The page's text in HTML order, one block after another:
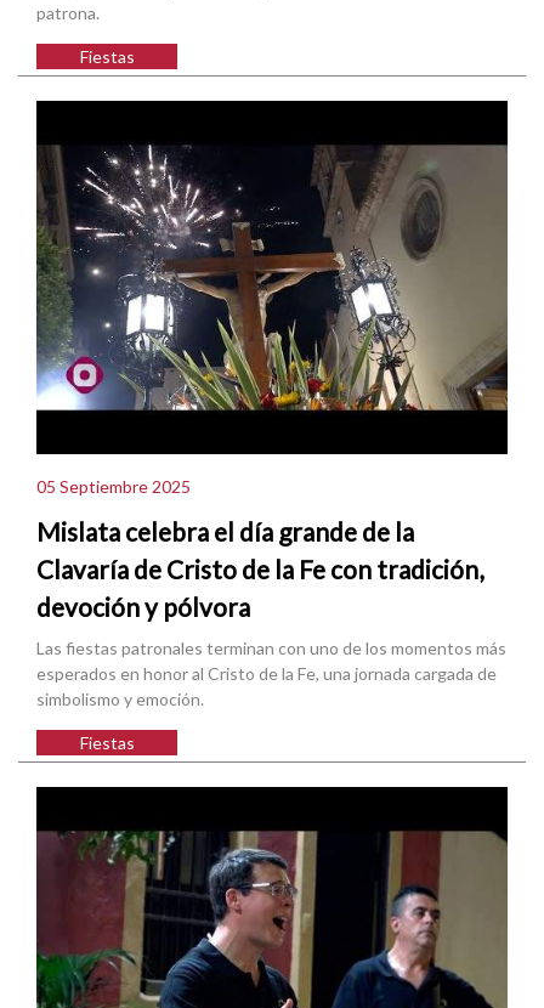
patrona.
Fiestas
05 Septiembre 2025
Mislata celebra el día grande de la
Clavaría de Cristo de la Fe con tradición,
devoción y pólvora
Las fiestas patronales terminan con uno de los momentos más
esperados en honor al Cristo de la Fe, una jornada cargada de
simbolismo y emoción.
Fiestas